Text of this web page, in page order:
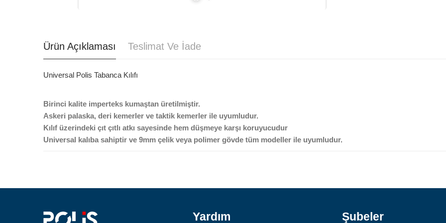
Ürün Açıklaması Teslimat Ve İade
Universal Polis Tabanca Kılıfı
Birinci kalite imperteks kumaştan üretilmiştir.
Askeri palaska, deri kemerler ve taktik kemerler ile uyumludur.
Kılıf üzerindeki çıt çıtlı atkı sayesinde hem düşmeye karşı koruyucudur
Universal kalıba sahiptir ve 9mm çelik veya polimer gövde tüm modeller ile uyumludur.
Yardım Şubeler